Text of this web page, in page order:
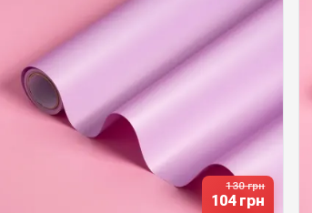
130 грн
104 грн